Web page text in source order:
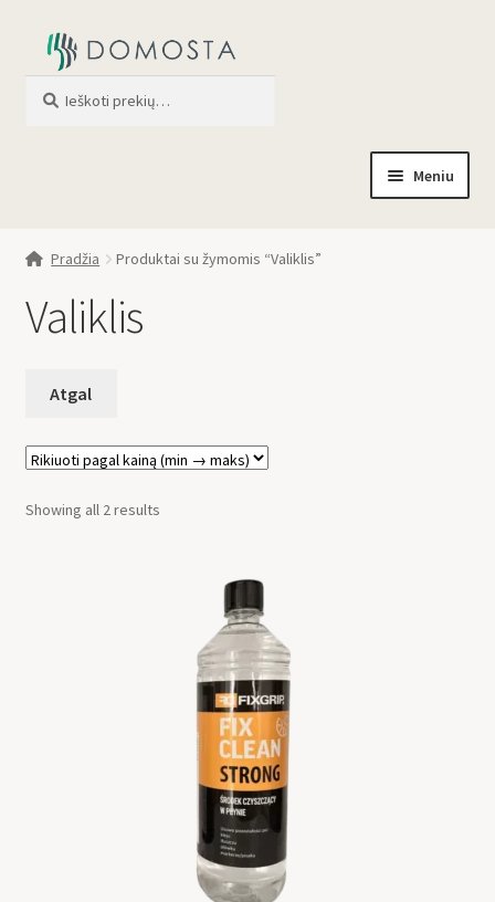
Meniu
Profilis
Pradžia Produktai su žymomis “Valiklis”
Valiklis
Showing all 2 results